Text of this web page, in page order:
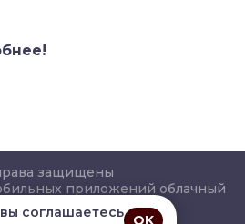
защищены
приложений облачный
соглашаетесь
OK